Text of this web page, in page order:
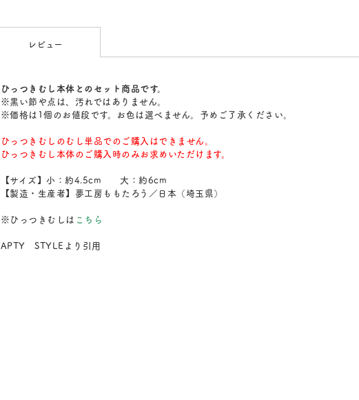
レビュー
ひっつきむし本体とのセット商品です。
※黒い節や点は、汚れではありません。
※価格は1個のお値段です。お色は選べません。予めご了承ください。
ひっつきむしのむし単品でのご購入はできません。
ひっつきむし本体のご購入時のみお求めいただけます。
【サイズ】小：約4.5cm 大：約6cm
【製造・生産者】夢工房ももたろう／日本（埼玉県）
※ひっつきむしは こちら
APTY STYLEより引用